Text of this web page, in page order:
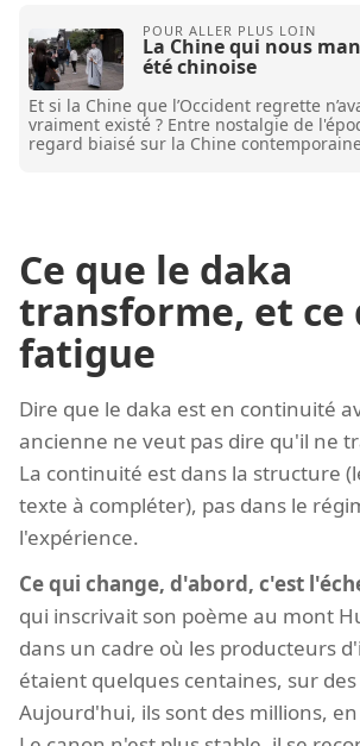
La Chine qui nous
été chinoise
Et si la Chine que l’Occident regrette
vraiment existé ? Entre nostalgie de
regard biaisé sur la Chine
Ce que le daka
transforme, et ce
fatigue
Dire que le daka est en continuité
ancienne ne veut pas dire qu'il ne
La continuité est dans la structure
texte à compléter), pas dans le
l'expérience.
Ce qui change, d'abord, c'est
qui inscrivait son poème au mont
dans un cadre où les producteurs
étaient quelques centaines, sur des
Aujourd'hui, ils sont des millions,